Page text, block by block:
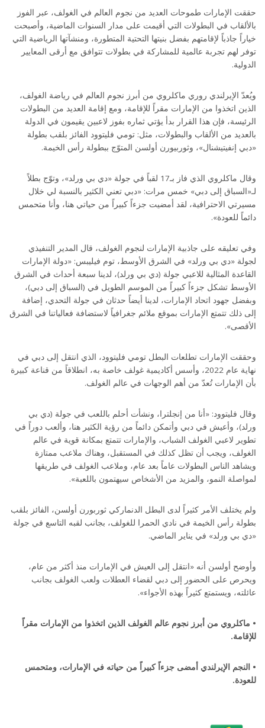
حققت الإمارات طموحات العديد من نجوم العالم في الغولف، عبر الفوز
بالألقاب في البطولات التي أقيمت على مدار السنوات الماضية، وأصبحت
خياراً جاذباً لإقامتهم بفضل بنيتها التحتية المتطورة، ومنشآتها الرياضية التي
توفر لهم تجربة عالمية للمشاركة في بطولات تتوافق مع أرقى المعايير
الدولية.
ويُعدّ الإيرلندي روري ماكلروي من أبرز نجوم العالم في رياضة الغولف،
الذين اتخذوا من الإمارات مقراً للإقامة، ومع إقامة العديد من البطولات
الرئيسة، فإن هذا القرار بدأ يؤتي ثماره بفوز لاعبين يقيمون في الدولة
بالعديد من الألقاب والبطولات، مثل: تومي فليتوود الفائز بلقب بطولة
«دبي إنفيتيشنال»، وثوربيورن أولسن المتوّج ببطولة رأس الخيمة.
وقال ماكلروي الذي فاز بـ17 لقباً في جولة «دي بي ورلد»، وتوّج بطلاً
لـ«السباق إلى دبي» خمس مرات: «دبي تعني الكثير بالنسبة لي خلال
مسيرتي الاحترافية، لقد أمضيت جزءاً كبيراً من حياتي هنا، وأنا متحمس
دائماً للعودة».
وفي تعليقه على جاذبية الإمارات لنجوم الغولف، قال المدير التنفيذي
لجولة «دي بي ورلد» في الشرق الأوسط، توم فيليبس: «دولة الإمارات
القاعدة المثالية للاعبي جولة (دي بي ورلد)، لدينا سبعة أحداث في الشرق
الأوسط تشكل جزءاً كبيراً من الموسم الطويل في (السباق إلى دبي)،
وبفضل جهود اتحاد الإمارات، لدينا أيضاً حدثان في جولة التحدي، إضافة
إلى ذلك تتمتع الإمارات بموقع ملائم جغرافياً لاستضافة فعالياتنا في الشرق
الأقصى».
وحققت الإمارات تطلعات البطل تومي فليتوود، الذي انتقل إلى دبي في
نهاية عام 2022، وأسس أكاديمية غولف خاصة به، انطلاقاً من قناعة كبيرة
بأن الإمارات تُعدّ من أهم الوجهات في عالم الغولف.
وقال فليتوود: «أنا من إنجلترا، ونشأت أحلم باللعب في جولة (دي بي
ورلد)، وأعيش في دبي وأتمكن دائماً من رؤية الكثير هنا، وألعب دوراً في
تطوير لاعبي الغولف الشباب، والإمارات تتمتع بمكانة قوية في عالم
الغولف، ويجب أن تظل كذلك في المستقبل، وهناك ملاعب ممتازة
ويشاهد الناس البطولات عاماً بعد عام، وملاعب الغولف في طريقها
لمواصلة النمو، والمزيد من الأشخاص سيهتمون باللعبة».
ولم يختلف الأمر كثيراً لدى البطل الدنماركي ثوربورن أولسن، الفائز بلقب
بطولة رأس الخيمة في نادي الحمرا للغولف، بجانب لقبه التاسع في جولة
«دي بي ورلد» في يناير الماضي.
وأوضح أولسن أنه «انتقل إلى العيش في الإمارات منذ أكثر من عام،
ويحرص على الحضور إلى دبي لقضاء العطلات ولعب الغولف بجانب
عائلته، ويستمتع كثيراً بهذه الأجواء».
• ماكلروي من أبرز نجوم عالم الغولف الذين اتخذوا من الإمارات مقراً
للإقامة.
• النجم الإيرلندي أمضى جزءاً كبيراً من حياته في الإمارات، ومتحمس
للعودة.